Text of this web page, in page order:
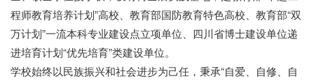
程师教育培养计划”高校、教育部国防教育特色高校、教育部“双
万计划”一流本科专业建设点立项单位、四川省博士建设单位递
进培育计划“优先培育”类建设单位。
学校始终以民族振兴和社会进步为己任，秉承“自爱、自修、自